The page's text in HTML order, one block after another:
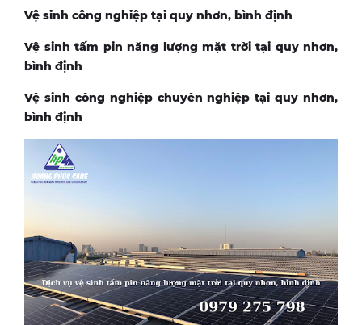
Vệ sinh công nghiệp tại quy nhơn, bình định
Vệ sinh tấm pin năng lượng mặt trời tại quy nhơn,
bình định
Vệ sinh công nghiệp chuyên nghiệp tại quy nhơn,
bình định